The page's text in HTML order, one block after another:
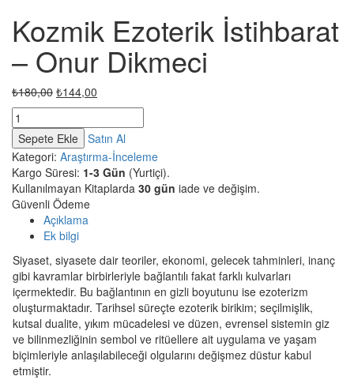
Kozmik Ezoterik İstihbarat
– Onur Dikmeci
₺180,00 Orijinal
fiyat:
₺144,00
andaki
₺144,00.
Kozmik
Ezoterik
İstihbarat
-
Onur
Dikmeci
adet
Sepete Ekle Satın Al
Kategori: Araştırma-İnceleme
Kargo Süresi: 1-3 Gün (Yurtiçi).
Kullanılmayan Kitaplarda 30 gün iade ve değişim.
Güvenli Ödeme
Açıklama
Ek bilgi
Siyaset, siyasete dair teoriler, ekonomi, gelecek tahminleri, inanç
gibi kavramlar birbirleriyle bağlantılı fakat farklı kulvarları
içermektedir. Bu bağlantının en gizli boyutunu ise ezoterizm
oluşturmaktadır. Tarihsel süreçte ezoterik birikim; seçilmişlik,
kutsal dualite, yıkım mücadelesi ve düzen, evrensel sistemin giz
ve bilinmezliğinin sembol ve ritüellere ait uygulama ve yaşam
biçimleriyle anlaşılabileceği olgularını değişmez düstur kabul
etmiştir.